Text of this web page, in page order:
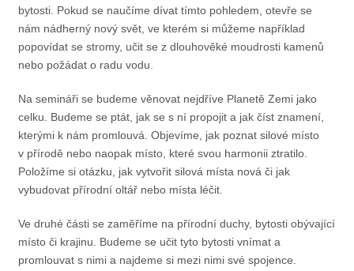
bytosti. Pokud se naučíme dívat tímto pohledem, otevře se
nám nádherný nový svět, ve kterém si můžeme například
popovídat se stromy, učit se z dlouhověké moudrosti kamenů
nebo požádat o radu vodu.
Na semináři se budeme věnovat nejdříve Planetě Zemi jako
celku. Budeme se ptát, jak se s ní propojit a jak číst znamení,
kterými k nám promlouvá. Objevíme, jak poznat silové místo
v přírodě nebo naopak místo, které svou harmonii ztratilo.
Položíme si otázku, jak vytvořit silová místa nová či jak
vybudovat přírodní oltář nebo místa léčit.
Ve druhé části se zaměříme na přírodní duchy, bytosti obývající
místo či krajinu. Budeme se učit tyto bytosti vnímat a
promlouvat s nimi a najdeme si mezi nimi své spojence.